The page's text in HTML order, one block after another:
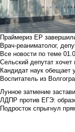
Праймериз ЕР
Врач-реаниматолог,
Все новости по теме
Сельский депутат
Кандидат наук обещает
Воспитатель из
Лунное затмение
ЛДПР против ЕГЭ:
Подросток спрыгнул